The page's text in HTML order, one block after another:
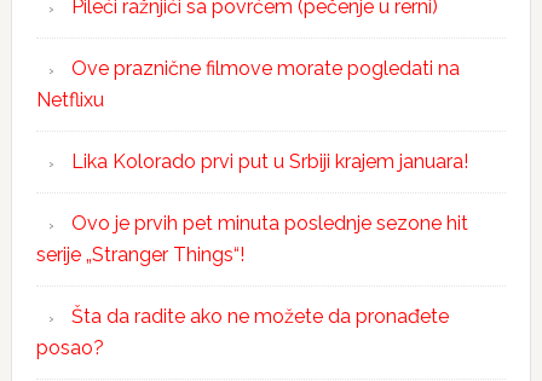
Pileći ražnjići sa povrćem (pečenje u rerni)
Ove praznične filmove morate pogledati na
Netflixu
Lika Kolorado prvi put u Srbiji krajem januara!
Ovo je prvih pet minuta poslednje sezone hit
serije „Stranger Things“!
Šta da radite ako ne možete da pronađete
posao?